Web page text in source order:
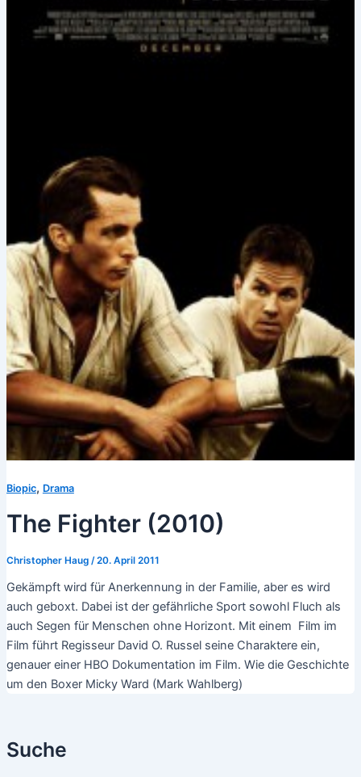
Suche
Biopic, Drama
The Fighter (2010)
Christopher Haug /20. April 2011
Gekämpft wird für Anerkennung in der Familie, aber es wird
auch geboxt. Dabei ist der gefährliche Sport sowohl Fluch als
auch Segen für Menschen ohne Horizont. Mit einem Film im
Film führt Regisseur David O. Russel seine Charaktere ein,
genauer einer HBO Dokumentation im Film. Wie die Geschichte
um den Boxer Micky Ward (Mark Wahlberg)